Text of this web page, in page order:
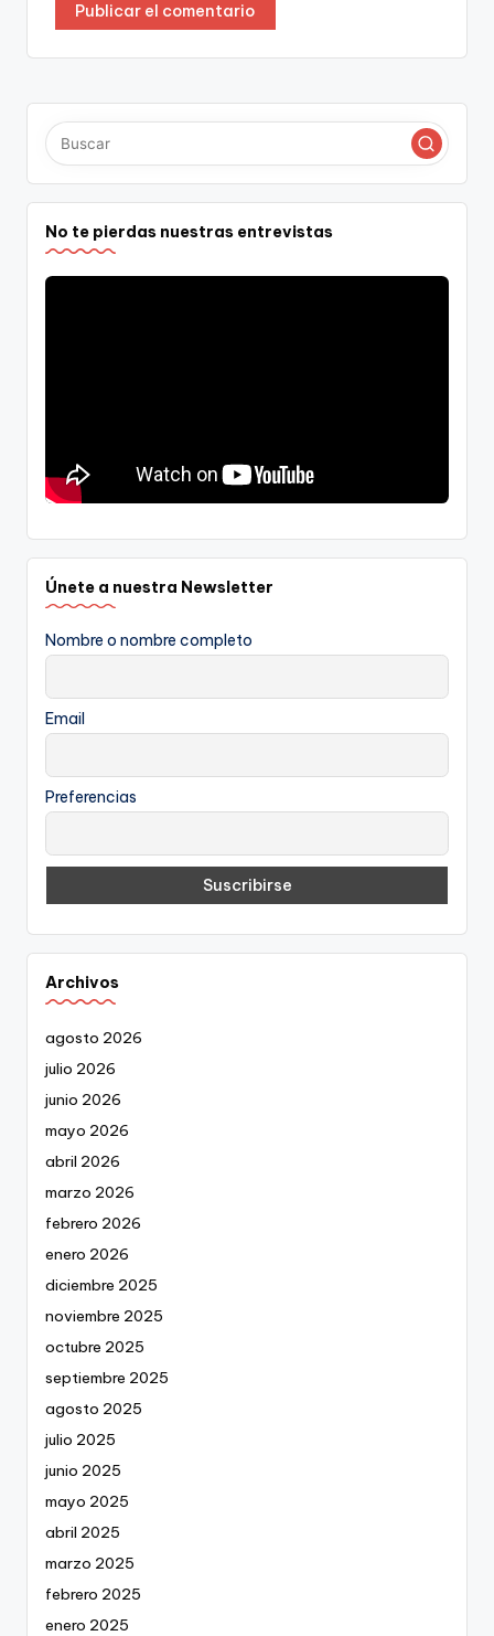
No te pierdas nuestras entrevistas
Únete a nuestra Newsletter
Nombre o nombre completo
Email
Preferencias
Archivos
agosto 2026
julio 2026
junio 2026
mayo 2026
abril 2026
marzo 2026
febrero 2026
enero 2026
diciembre 2025
noviembre 2025
octubre 2025
septiembre 2025
agosto 2025
julio 2025
junio 2025
mayo 2025
abril 2025
marzo 2025
febrero 2025
enero 2025